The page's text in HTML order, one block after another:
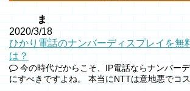
ま
2020/3/18
ひかり電話のナンバーディスプレイを無
は？
今の時代だからこそ、IP電話ならナンバー
にすべきですよね。 本当にNTTは意地悪でコ